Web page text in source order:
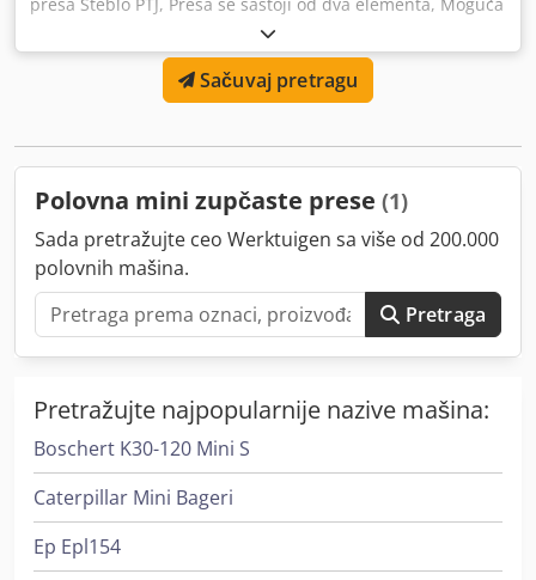
kupovina jedne strane širine 3000 mm. Visina: 900 mm,
Širina: 6000 mm, Maksimalna debljina: 110 mm, Csdpfxex
Ihurs Anioha 8 pritisnih cilindara, 12 nivelacionih pritisnih
elemenata, Težina: 1560 kg, Stanje: veoma dobro, spremna
Sačuvaj pretragu
Polovna mini zupčaste prese (1)
Sada pretražujte ceo Werktuigen sa više od 200.000
polovnih mašina.
Pretraga
Pretražujte najpopularnije nazive mašina:
Boschert K30-120 Mini S
Caterpillar Mini Bageri
Ep Epl154